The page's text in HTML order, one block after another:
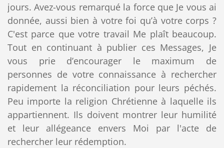
jours. Avez-vous remarqué la force que Je vous ai
donnée, aussi bien à votre foi qu’à votre corps ?
C'est parce que votre travail Me plaît beaucoup.
Tout en continuant à publier ces Messages, Je
vous prie d’encourager le maximum de
personnes de votre connaissance à rechercher
rapidement la réconciliation pour leurs péchés.
Peu importe la religion Chrétienne à laquelle ils
appartiennent. Ils doivent montrer leur humilité
et leur allégeance envers Moi par l'acte de
rechercher leur rédemption.